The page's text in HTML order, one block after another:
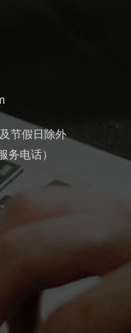
节假日除外
务电话）